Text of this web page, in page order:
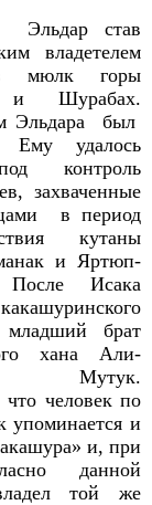
Эльдар став
владетелем
мюлк горы
и Шурабах.
Эльдара был
удалось
контроль
захваченные
в период
кутаны
и Яртюп-
После Исака
младший брат
хана Али-
Мутук.
человек по
упоминается и
и, при
данной
той же